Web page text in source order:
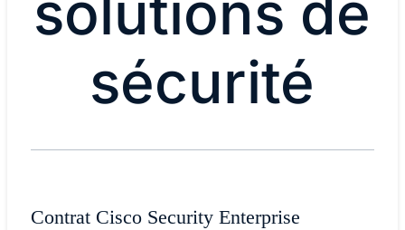
sécurité
Contrat Cisco Security Enterprise